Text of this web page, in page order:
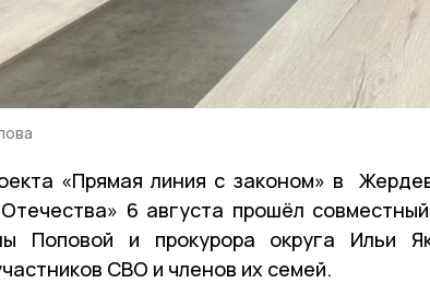
«Прямая линия с законом» в
6 августа прошёл
Поповой и прокурора округа Ильи
СВО и членов их семей.